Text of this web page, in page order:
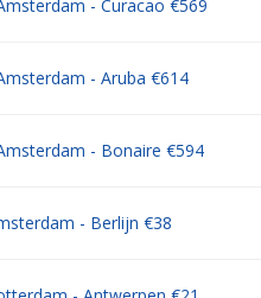
- Curacao €569
- Aruba €614
- Bonaire €594
- Berlijn €38